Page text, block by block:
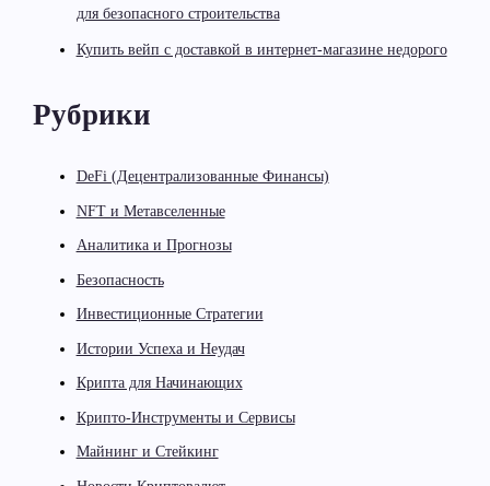
для безопасного строительства
Купить вейп с доставкой в интернет-магазине недорого
Рубрики
DeFi (Децентрализованные Финансы)
NFT и Метавселенные
Аналитика и Прогнозы
Безопасность
Инвестиционные Стратегии
Истории Успеха и Неудач
Крипта для Начинающих
Крипто-Инструменты и Сервисы
Майнинг и Стейкинг